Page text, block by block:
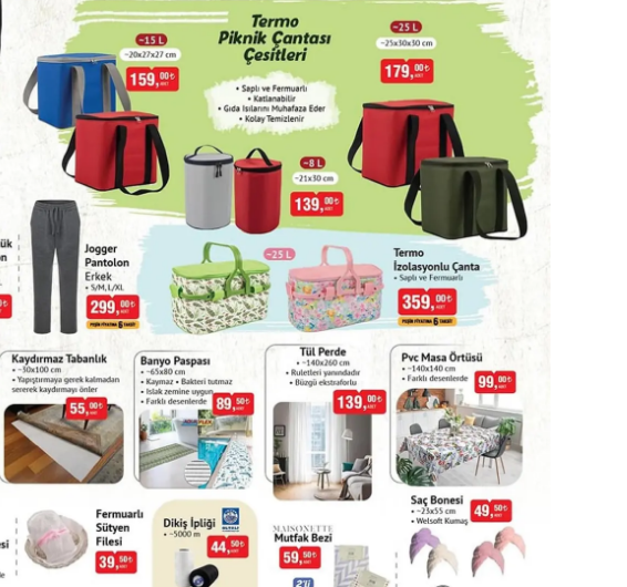
Hakkari
Hatay
Isparta
Mersin
İstanbul
İzmir
Kars
Kastamonu
Kayseri
Kırklareli
Kırşehir
Kocaeli
Konya